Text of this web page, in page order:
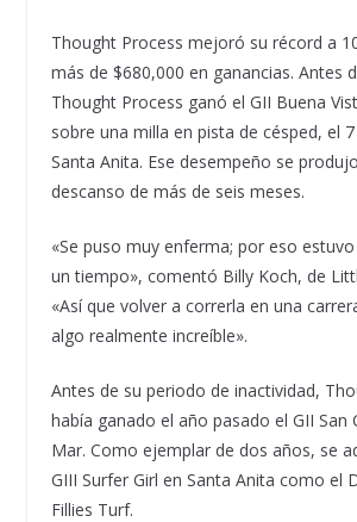
Thought Process mejoró su récord a
más de $680,000 en ganancias. Antes
Thought Process ganó el GII Buena
sobre una milla en pista de césped, el
Santa Anita. Ese desempeño se
descanso de más de seis meses.
«Se puso muy enferma; por eso
un tiempo», comentó Billy Koch, de
«Así que volver a correrla en una
algo realmente increíble».
Antes de su periodo de inactividad,
había ganado el año pasado el GII San
Mar. Como ejemplar de dos años, se
GIII Surfer Girl en Santa Anita como el
Fillies Turf.